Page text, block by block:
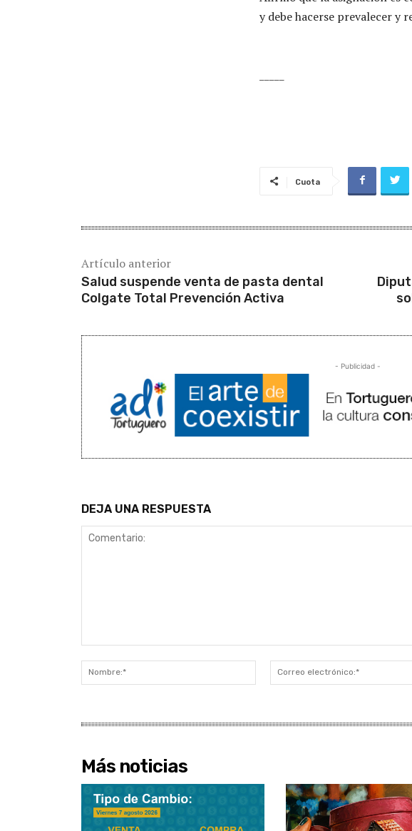
y debe hacerse prevalecer y
Cuota
Artículo anterior
Salud suspende venta de pasta dental
Colgate Total Prevención Activa
- Publicidad -
DEJA UNA RESPUESTA
Nombre:*
Más noticias